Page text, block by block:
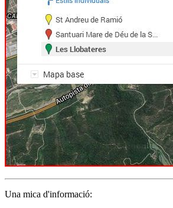
Una mica d'informació: